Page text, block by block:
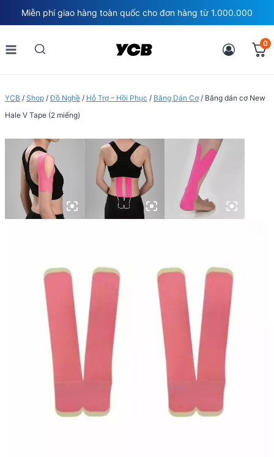
to
content
Miễn phí giao hàng toàn quốc cho đơn hàng từ 1.000.000
0
YCB / Shop /Đồ Nghề / Hỗ Trợ – Hồi Phục / Băng Dán Cơ / Băng dán cơ New
Hale V Tape (2 miếng)